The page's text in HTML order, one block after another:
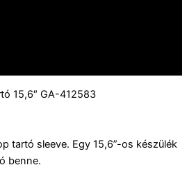
15,6″ GA-412583
tartó sleeve. Egy 15,6”-os készülék
benne.